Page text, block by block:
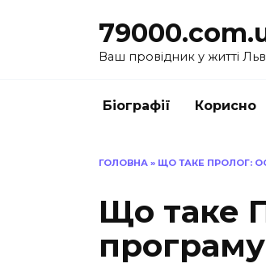
Ваш провідник у житті
Біографії Корисно
ГОЛОВНА » ЩО ТАКЕ ПРОЛОГ:
Що таке